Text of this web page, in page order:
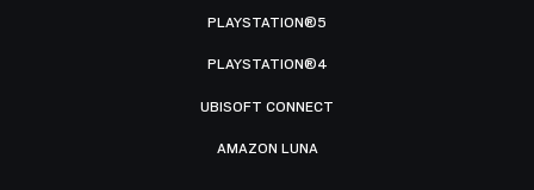
PLAYSTATION®5
PLAYSTATION®4
UBISOFT CONNECT
AMAZON LUNA